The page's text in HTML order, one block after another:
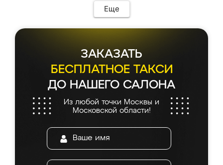
мебель сразу встала на свое место без
каких-либо доработок. Качеством осталась
довольна, все выглядит так, как и ожидала.
Еще
ЗАКАЗАТЬ
БЕСПЛАТНОЕ ТАКСИ
ДО НАШЕГО САЛОНА
Из любой точки Москвы и
Московской области!